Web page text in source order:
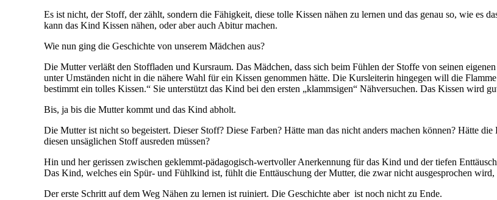
Es ist nicht, der Stoff, der zählt, sondern die Fähigkeit, diese tolle Kissen nähen zu lernen und das genau so, wie es
kann das Kind Kissen nähen, oder aber auch Abitur machen.
Wie nun ging die Geschichte von unserem Mädchen aus?
Die Mutter verläßt den Stoffladen und Kursraum. Das Mädchen, dass sich beim Fühlen der Stoffe von seinen
unter Umständen nicht in die nähere Wahl für ein Kissen genommen hätte. Die Kursleiterin hingegen will die
bestimmt ein tolles Kissen.“ Sie unterstützt das Kind bei den ersten „klammsigen“ Nähversuchen. Das Kissen wird
Bis, ja bis die Mutter kommt und das Kind abholt.
Die Mutter ist nicht so begeistert. Dieser Stoff? Diese Farben? Hätte man das nicht anders machen können? Hätte
diesen unsäglichen Stoff ausreden müssen?
Hin und her gerissen zwischen geklemmt-pädagogisch-wertvoller Anerkennung für das Kind und der tiefen
Das Kind, welches ein Spür- und Fühlkind ist, fühlt die Enttäuschung der Mutter, die zwar nicht ausgesprochen wird,
Der erste Schritt auf dem Weg Nähen zu lernen ist ruiniert. Die Geschichte aber ist noch nicht zu Ende.